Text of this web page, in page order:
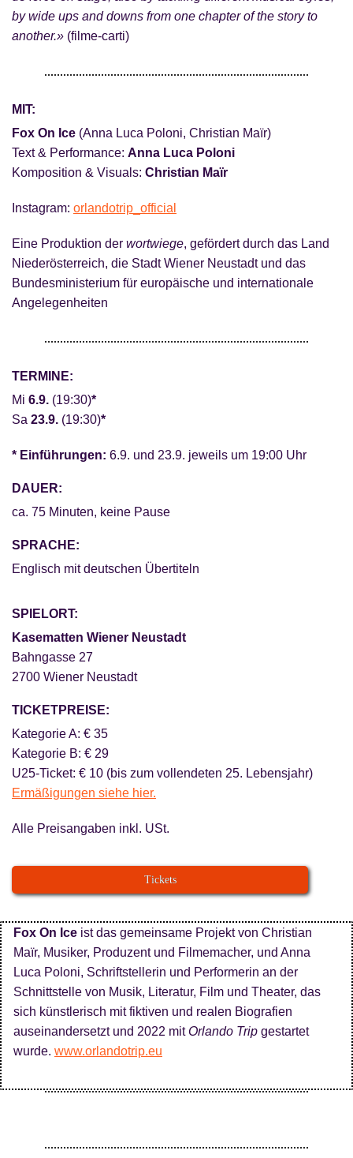
by wide ups and downs from one chapter of the story to
another.» (filme-carti)
MIT:
Fox On Ice (Anna Luca Poloni, Christian Maïr)
Text & Performance: Anna Luca Poloni
Komposition & Visuals: Christian Maïr
Instagram: orlandotrip_official
Eine Produktion der wortwiege, gefördert durch das Land
Niederösterreich, die Stadt Wiener Neustadt und das
Bundesministerium für europäische und internationale
Angelegenheiten
TERMINE:
Mi 6.9. (19:30)*
Sa 23.9. (19:30)*
* Einführungen: 6.9. und 23.9. jeweils um 19:00 Uhr
DAUER:
ca. 75 Minuten, keine Pause
SPRACHE:
Englisch mit deutschen Übertiteln
SPIELORT:
Kasematten Wiener Neustadt
Bahngasse 27
2700 Wiener Neustadt
TICKETPREISE:
Kategorie A: € 35
Kategorie B: € 29
U25-Ticket: € 10 (bis zum vollendeten 25. Lebensjahr)
Ermäßigungen siehe hier.
Alle Preisangaben inkl. USt.
Tickets
Fox On Ice ist das gemeinsame Projekt von Christian
Maïr, Musiker, Produzent und Filmemacher, und Anna
Luca Poloni, Schriftstellerin und Performerin an der
Schnittstelle von Musik, Literatur, Film und Theater, das
sich künstlerisch mit fiktiven und realen Biografien
auseinandersetzt und 2022 mitOrlando Trip gestartet
wurde. www.orlandotrip.eu